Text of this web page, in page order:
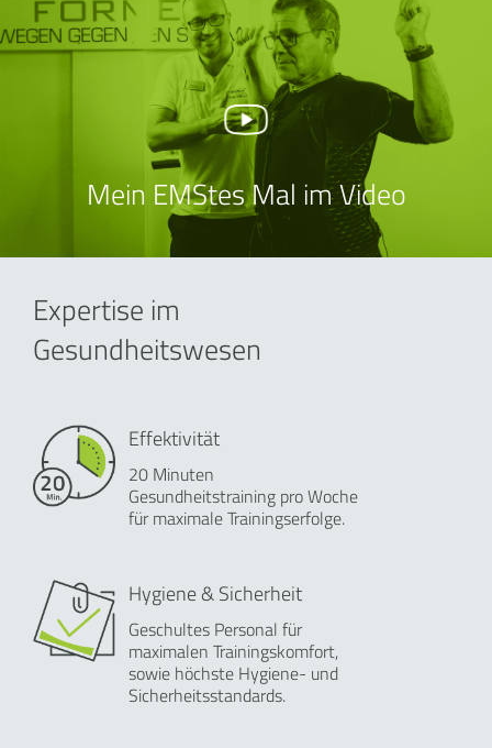
Mein EMStes Mal im Video
Expertise im
Gesundheitswesen
Effektivität
20 Minuten
Gesundheitstraining pro Woche
für maximale Trainingserfolge.
Hygiene & Sicherheit
Geschultes Personal für
maximalen Trainingskomfort,
sowie höchste Hygiene- und
Sicherheitsstandards.